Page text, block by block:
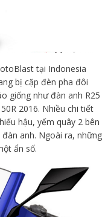
tại Indonesia
bị cặp đèn pha đôi
giống như đàn anh R25
2016. Nhiều chi tiết
hậu, yếm quây 2 bên
anh. Ngoài ra, những
ẩn số.